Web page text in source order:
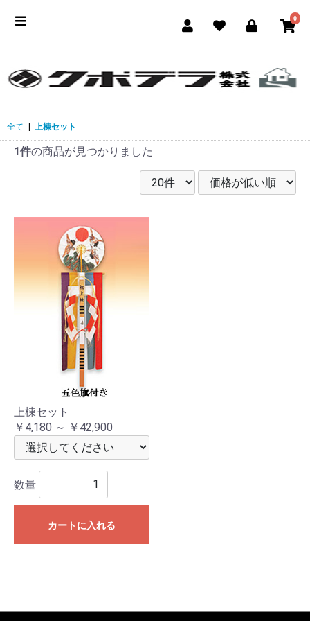
0
全て 上棟セット
1件の商品が見つかりました
上棟セット
￥4,180 ～ ￥42,900
数量
カートに入れる